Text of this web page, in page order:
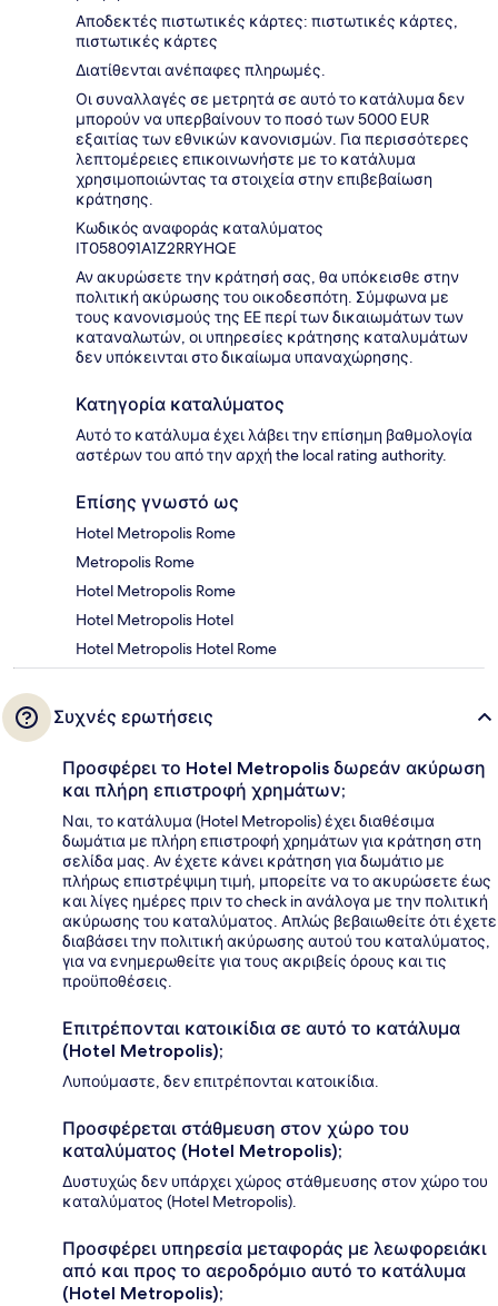
Αποδεκτές πιστωτικές κάρτες: πιστωτικές κάρτες,
πιστωτικές κάρτες
Διατίθενται ανέπαφες πληρωμές.
Οι συναλλαγές σε μετρητά σε αυτό το κατάλυμα δεν
μπορούν να υπερβαίνουν το ποσό των 5000 EUR
εξαιτίας των εθνικών κανονισμών. Για περισσότερες
λεπτομέρειες επικοινωνήστε με το κατάλυμα
χρησιμοποιώντας τα στοιχεία στην επιβεβαίωση
κράτησης.
Κωδικός αναφοράς καταλύματος
IT058091A1Z2RRYHQE
Αν ακυρώσετε την κράτησή σας, θα υπόκεισθε στην
πολιτική ακύρωσης του οικοδεσπότη. Σύμφωνα με
τους κανονισμούς της ΕΕ περί των δικαιωμάτων των
καταναλωτών, οι υπηρεσίες κράτησης καταλυμάτων
δεν υπόκεινται στο δικαίωμα υπαναχώρησης.
Κατηγορία καταλύματος
Αυτό το κατάλυμα έχει λάβει την επίσημη βαθμολογία
αστέρων του από την αρχή the local rating authority.
Επίσης γνωστό ως
Hotel Metropolis Rome
Metropolis Rome
Hotel Metropolis Rome
Hotel Metropolis Hotel
Hotel Metropolis Hotel Rome
Συχνές ερωτήσεις
Προσφέρει το Hotel Metropolis δωρεάν ακύρωση
και πλήρη επιστροφή χρημάτων;
Ναι, το κατάλυμα (Hotel Metropolis) έχει διαθέσιμα
δωμάτια με πλήρη επιστροφή χρημάτων για κράτηση στη
σελίδα μας. Αν έχετε κάνει κράτηση για δωμάτιο με
πλήρως επιστρέψιμη τιμή, μπορείτε να το ακυρώσετε έως
και λίγες ημέρες πριν το check in ανάλογα με την πολιτική
ακύρωσης του καταλύματος. Απλώς βεβαιωθείτε ότι έχετε
διαβάσει την πολιτική ακύρωσης αυτού του καταλύματος,
για να ενημερωθείτε για τους ακριβείς όρους και τις
προϋποθέσεις.
Επιτρέπονται κατοικίδια σε αυτό το κατάλυμα
(Hotel Metropolis);
Λυπούμαστε, δεν επιτρέπονται κατοικίδια.
Προσφέρεται στάθμευση στον χώρο του
καταλύματος (Hotel Metropolis);
Δυστυχώς δεν υπάρχει χώρος στάθμευσης στον χώρο του
καταλύματος (Hotel Metropolis).
Προσφέρει υπηρεσία μεταφοράς με λεωφορειάκι
από και προς το αεροδρόμιο αυτό το κατάλυμα
(Hotel Metropolis);